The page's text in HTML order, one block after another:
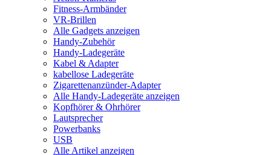
Fitness-Armbänder
VR-Brillen
Alle Gadgets anzeigen
Handy-Zubehör
Handy-Ladegeräte
Kabel & Adapter
kabellose Ladegeräte
Zigarettenanzünder-Adapter
Alle Handy-Ladegeräte anzeigen
Kopfhörer & Ohrhörer
Lautsprecher
Powerbanks
USB
Alle Artikel anzeigen